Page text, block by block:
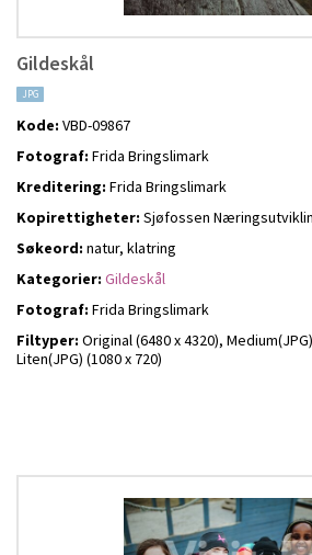
Gildeskål
JPG
Kode: VBD-09867
Fotograf: Frida Bringslimark
Kreditering: Frida Bringslimark
Kopirettigheter: Sjøfossen
Søkeord: natur, klatring
Kategorier: Gildeskål
Fotograf: Frida Bringslimark
Filtyper: Original (6480 x 4320),
Liten(JPG) (1080 x 720)